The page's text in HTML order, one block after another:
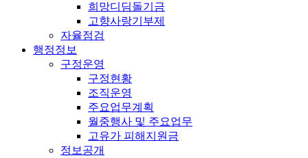
희망디딤돌기금
고향사랑기부제
자율점검
행정정보
구정운영
구정현황
조직운영
주요업무계획
월중행사 및 주요업무
고유가 피해지원금
정보공개